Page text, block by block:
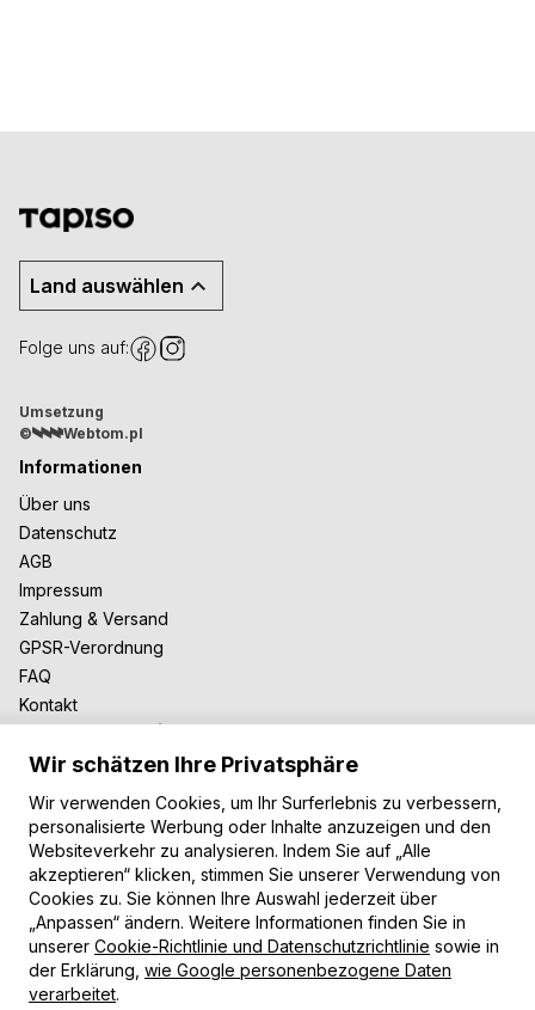
Land auswählen
Folge uns auf:
Umsetzung
©
Webtom.pl
Informationen
Über uns
Datenschutz
AGB
Impressum
Zahlung & Versand
GPSR-Verordnung
FAQ
Kontakt
Zusammenarbeit
Für Blogger
B2B-Zusammenarbeit
Unsere Teppiche
Moderne Teppiche
Vintage Teppiche
Shaggy Teppiche
Kinderteppiche
Zahlungsarten
Wir schätzen Ihre Privatsphäre
Wir verwenden Cookies, um Ihr Surferlebnis zu verbessern,
personalisierte Werbung oder Inhalte anzuzeigen und den
Websiteverkehr zu analysieren. Indem Sie auf „Alle
akzeptieren“ klicken, stimmen Sie unserer Verwendung von
Cookies zu. Sie können Ihre Auswahl jederzeit über
„Anpassen“ ändern. Weitere Informationen finden Sie in
unserer Cookie-Richtlinie und Datenschutzrichtlinie sowie in
der Erklärung, wie Google personenbezogene Daten
verarbeitet.